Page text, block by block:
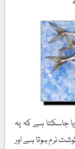
جاسکتا ہے کہ یہ
نرم ہوتا ہے اور